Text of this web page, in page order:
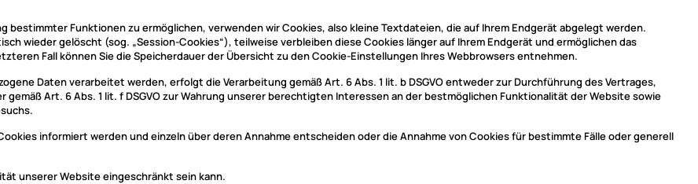
Funktionen zu ermöglichen, verwenden wir Cookies, also kleine Textdateien, die auf Ihrem Endgerät abgelegt werden.
wieder gelöscht (sog. „Session-Cookies“), teilweise verbleiben diese Cookies länger auf Ihrem Endgerät und ermöglichen das
Fall können Sie die Speicherdauer der Übersicht zu den Cookie-Einstellungen Ihres Webbrowsers entnehmen.
Daten verarbeitet werden, erfolgt die Verarbeitung gemäß Art. 6 Abs. 1 lit. b DSGVO entweder zur Durchführung des Vertrages,
gemäß Art. 6 Abs. 1 lit. f DSGVO zur Wahrung unserer berechtigten Interessen an der bestmöglichen Funktionalität der Website sowie
informiert werden und einzeln über deren Annahme entscheiden oder die Annahme von Cookies für bestimmte Fälle oder generell
unserer Website eingeschränkt sein kann.